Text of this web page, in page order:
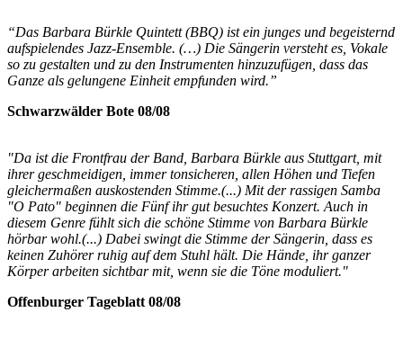
“Das Barbara Bürkle Quintett (BBQ) ist ein junges und begeisternd
aufspielendes Jazz-Ensemble. (…) Die Sängerin versteht es, Vokale
so zu gestalten und zu den Instrumenten hinzuzufügen, dass das
Ganze als gelungene Einheit empfunden wird.”
Schwarzwälder Bote 08/08
"Da ist die Frontfrau der Band, Barbara Bürkle aus Stuttgart, mit
ihrer geschmeidigen, immer tonsicheren, allen Höhen und Tiefen
gleichermaßen auskostenden Stimme.(...) Mit der rassigen Samba
"O Pato" beginnen die Fünf ihr gut besuchtes Konzert. Auch in
diesem Genre fühlt sich die schöne Stimme von Barbara Bürkle
hörbar wohl.(...) Dabei swingt die Stimme der Sängerin, dass es
keinen Zuhörer ruhig auf dem Stuhl hält. Die Hände, ihr ganzer
Körper arbeiten sichtbar mit, wenn sie die Töne moduliert."
Offenburger Tageblatt 08/08